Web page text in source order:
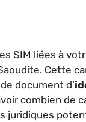
SIM liées à
Cette
document d’
combien de
juridiques